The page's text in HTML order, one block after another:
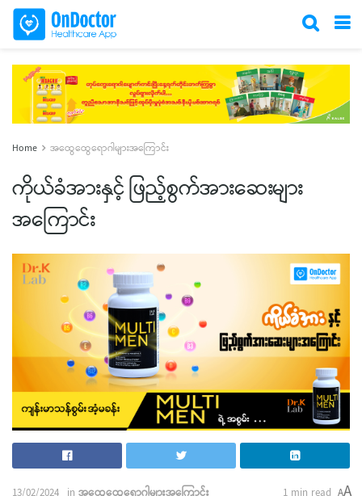
Home အထွေထွေရောဂါများအကြောင်း
ကိုယ်ခံအားနှင့် ဖြည့်စွက်အားဆေးများ
အကြောင်း